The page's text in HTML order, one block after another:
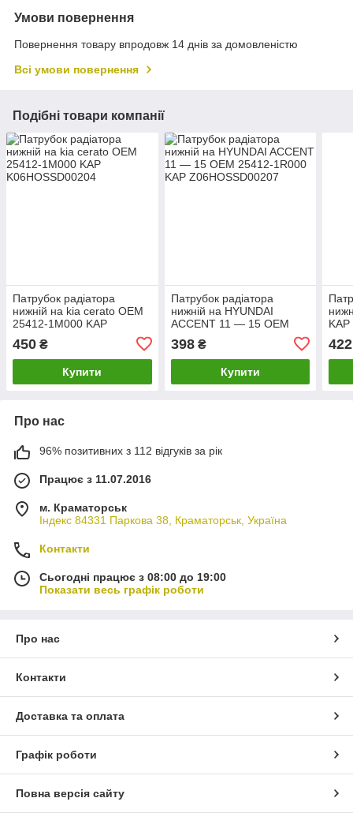
Умови повернення
Повернення товару впродовж 14 днів за домовленістю
Всі умови повернення
Подібні товари компанії
Патрубок радіатора
нижній на kia cerato OEM
25412-1M000 KAP
450 ₴
Купити
Патрубок радіатора
нижній на HYUNDAI
ACCENT 11 — 15 OEM
Z06HOSSD00207
398₴
Купити
422
Про нас
96% позитивних з 112 відгуків за рік
Працює з 11.07.2016
м. Краматорськ
Індекс 84331 Паркова 38, Краматорськ, Україна
Контакти
Сьогодні працює з 08:00 до 19:00
Показати весь графік роботи
Про нас
Контакти
Доставка та оплата
Графік роботи
Повна версія сайту